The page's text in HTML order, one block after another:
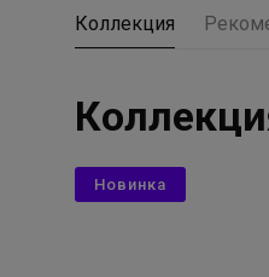
Коллекция
Новинка